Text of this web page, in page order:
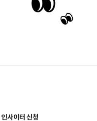
인사이터 신청